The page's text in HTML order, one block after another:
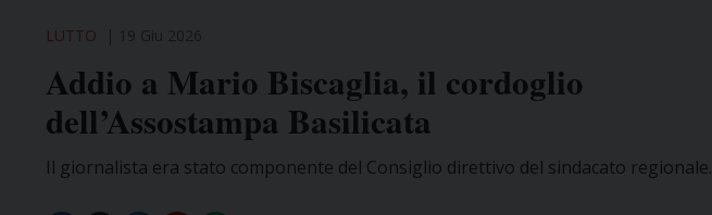
LUTTO
Addio a Mario Biscaglia, il cordoglio
dell’Assostampa Basilicata
Il giornalista era stato componente del Consiglio direttivo del sindacato regionale.